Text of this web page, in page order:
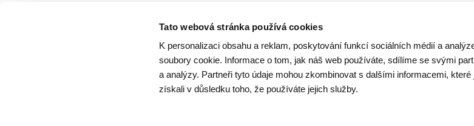
Tato webová stránka používá cookies
K personalizaci obsahu a reklam, poskytování funkcí sociálních médií a
soubory cookie. Informace o tom, jak náš web používáte, sdílíme se svými
a analýzy. Partneři tyto údaje mohou zkombinovat s dalšími informacemi,
získali v důsledku toho, že používáte jejich služby.
je součástí rodiny KVIFF Group, která